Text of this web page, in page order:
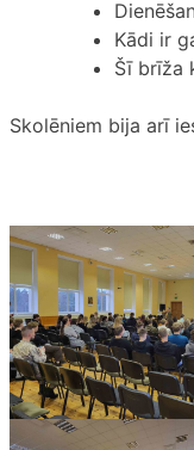
Kādi ir
Šī brīža
Skolēniem bija arī